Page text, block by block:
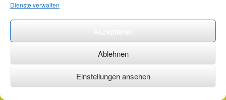
Dienste verwalten
Ablehnen
Einstellungen ansehen
©2026 ·erstehilfekurs-mauch.de ·AGB ·Datenschutzerklärung ·Impressum ·